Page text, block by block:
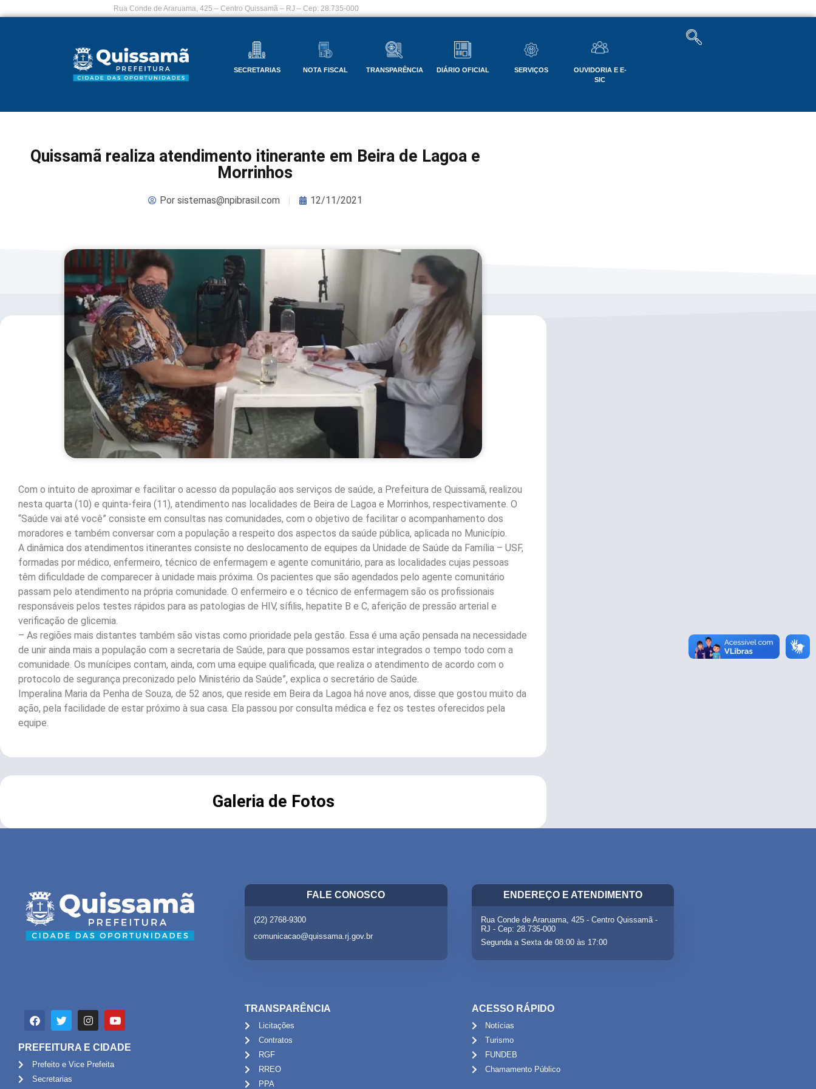
Rua Conde de Araruama, 425 – Centro Quissamã – RJ – Cep: 28.735-000
SECRETARIAS NOTA FISCAL TRANSPARÊNCIA DIÁRIO OFICIAL SERVIÇOS
OUVIDORIA E E-
SIC
Quissamã realiza atendimento itinerante em Beira de Lagoa e
Morrinhos
Porsistemas@npibrasil.com 12/11/2021
Com o intuito de aproximar e facilitar o acesso da população aos serviços de saúde, a Prefeitura de Quissamã, realizou
nesta quarta (10) e quinta-feira (11), atendimento nas localidades de Beira de Lagoa e Morrinhos, respectivamente. O
“Saúde vai até você” consiste em consultas nas comunidades, com o objetivo de facilitar o acompanhamento dos
moradores e também conversar com a população a respeito dos aspectos da saúde pública, aplicada no Município.
A dinâmica dos atendimentos itinerantes consiste no deslocamento de equipes da Unidade de Saúde da Família – USF,
formadas por médico, enfermeiro, técnico de enfermagem e agente comunitário, para as localidades cujas pessoas
têm dificuldade de comparecer à unidade mais próxima. Os pacientes que são agendados pelo agente comunitário
passam pelo atendimento na própria comunidade. O enfermeiro e o técnico de enfermagem são os profissionais
responsáveis pelos testes rápidos para as patologias de HIV, sífilis, hepatite B e C, aferição de pressão arterial e
verificação de glicemia.
– As regiões mais distantes também são vistas como prioridade pela gestão. Essa é uma ação pensada na necessidade
de unir ainda mais a população com a secretaria de Saúde, para que possamos estar integrados o tempo todo com a
comunidade. Os munícipes contam, ainda, com uma equipe qualificada, que realiza o atendimento de acordo com o
protocolo de segurança preconizado pelo Ministério da Saúde”, explica o secretário de Saúde.
Imperalina Maria da Penha de Souza, de 52 anos, que reside em Beira da Lagoa há nove anos, disse que gostou muito da
ação, pela facilidade de estar próximo à sua casa. Ela passou por consulta médica e fez os testes oferecidos pela
equipe.
Galeria de Fotos
FALE CONOSCO
(22) 2768-9300
comunicacao@quissama.rj.gov.br
ENDEREÇO E ATENDIMENTO
Rua Conde de Araruama, 425 - Centro Quissamã -
RJ - Cep: 28.735-000
Segunda a Sexta de 08:00 às 17:00
PREFEITURA E CIDADE
Prefeito e Vice Prefeita
Secretarias
TRANSPARÊNCIA
Licitações
Contratos
RGF
RREO
PPA
ACESSO RÁPIDO
Notícias
Turismo
FUNDEB
Chamamento Público